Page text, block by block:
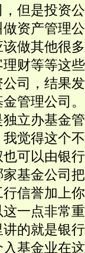
但是投资
资产管理
做其他很
财等等这
公司，结果
金管理公司
立办基金
觉得这个
可以由银
家基金公司
行信誉加上
一点非常
就是银行
基金业在